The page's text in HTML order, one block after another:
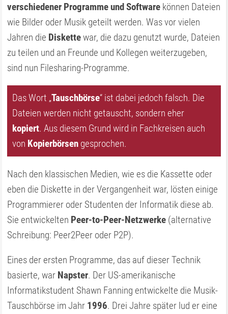
verschiedener Programme und Software können Dateien
wie Bilder oder Musik geteilt werden. Was vor vielen
Jahren die Diskettewar, die dazu genutzt wurde, Dateien
zu teilen und an Freunde und Kollegen weiterzugeben,
sind nun Filesharing-Programme.
Das Wort „Tauschbörse“ ist dabei jedoch falsch. Die
Dateien werden nicht getauscht, sondern eher
kopiert. Aus diesem Grund wird in Fachkreisen auch
von Kopierbörsen gesprochen.
Nach den klassischen Medien, wie es die Kassette oder
eben die Diskette in der Vergangenheit war, lösten einige
Programmierer oder Studenten der Informatik diese ab.
Sie entwickelten Peer-to-Peer-Netzwerke (alternative
Schreibung: Peer2Peer oder P2P).
Eines der ersten Programme, das auf dieser Technik
basierte, war Napster. Der US-amerikanische
Informatikstudent Shawn Fanning entwickelte die Musik-
Tauschbörse im Jahr 1996. Drei Jahre später lud er eine